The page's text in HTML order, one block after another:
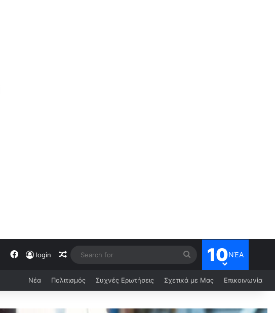
login 10ΝΈΑ
Νέα Πολιτισμός Συχνές Ερωτήσεις Σχετικά με Μας Επικοινωνία